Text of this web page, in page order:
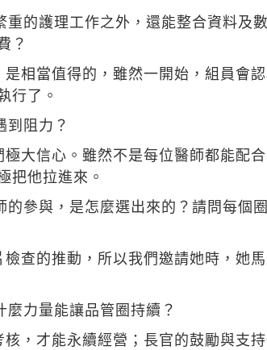
的護理工作之外，還能整合資料及
？
相當值得的，雖然一開始，組員會
行了。
阻力？
大信心。雖然不是每位醫師都能配
把他拉進來。
參與，是怎麼選出來的？請問每個
查的推動，所以我們邀請她時，她
力量能讓品管圈持續？
，才能永續經營；長官的鼓勵與支